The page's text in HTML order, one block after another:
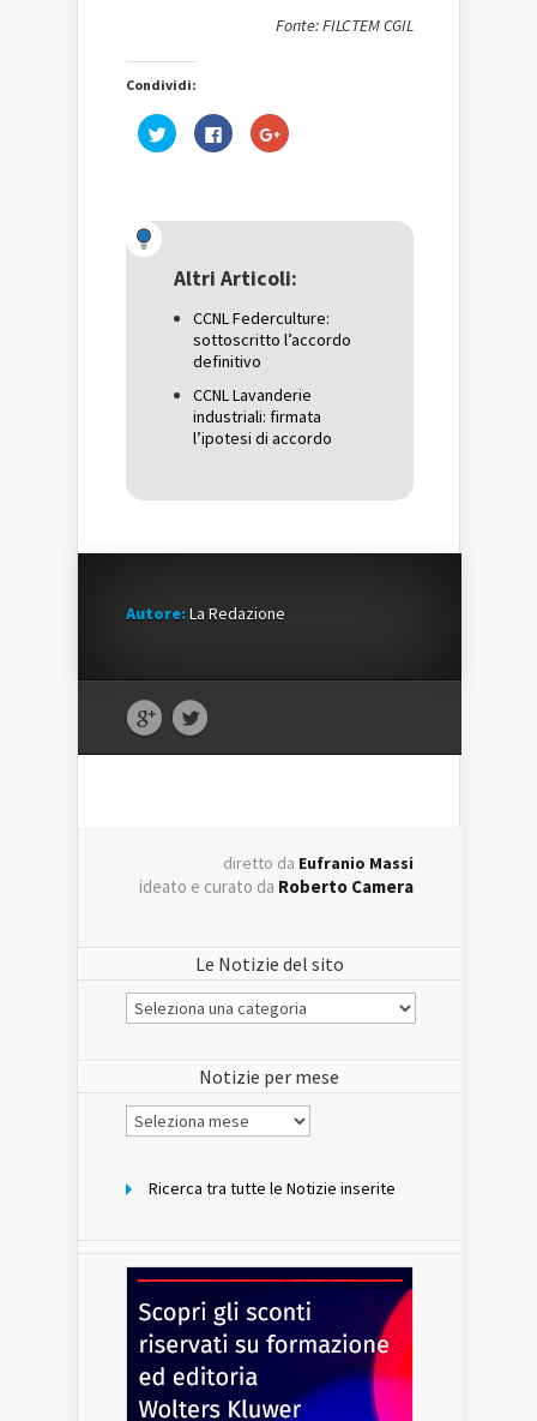
Fonte: FILCTEM CGIL
Condividi:
Fai
clic
una
nuova
Fai
clic
nuova
finestra)
Fai
clic
una
nuova
Altri Articoli:
CCNL Federculture:
sottoscritto l’accordo
definitivo
CCNL Lavanderie
industriali: firmata
l’ipotesi di accordo
Autore:La Redazione
diretto da Eufranio Massi
ideato e curato da Roberto Camera
Le Notizie del sito
Le
Notizie
Notizie per mese
Notizie
per
Ricerca tra tutte le Notizie inserite